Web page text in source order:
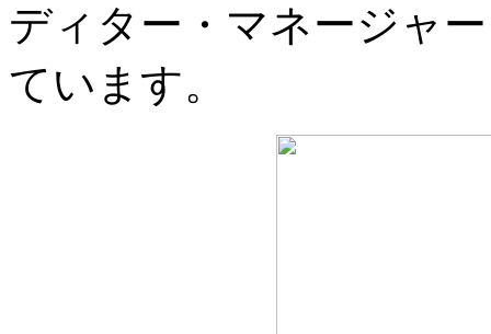
ディター・マネージャ
ています。